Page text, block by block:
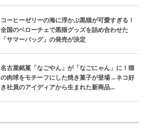
コーヒーゼリーの海に浮かぶ黒猫が可愛すぎる！
全国のベローチェで黒猫グッズを詰め合わせた
「サマーバッグ」の発売が決定
名古屋銘菓「なごやん」が「なごにゃん」に！猫
の肉球をモチーフにした焼き菓子が登場→ネコ好
き社員のアイディアから生まれた新商品...